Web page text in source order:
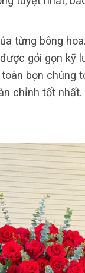
từng bông
gói gọn kỹ
bọn chúng
chỉnh tốt nhất.